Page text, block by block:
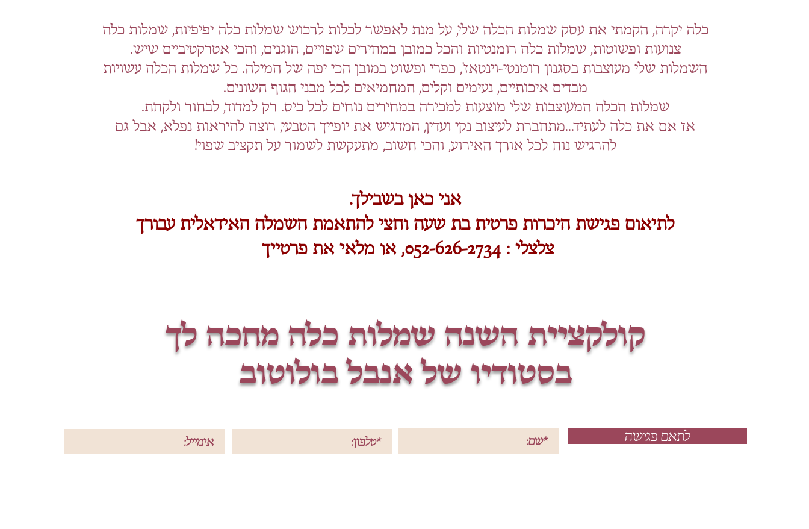
כלה יקרה, הקמתי את עסק שמלות הכלה שלי, על מנת לאפשר לכלות לרכוששמלות כלה יפיפיות, שמלות כלה
צנועות ופשוטות, שמלות כלה רומנטיות והכל כמובן במחירים שפויים, הוגנים, והכי אטרקטיביים שיש.
השמלות שלי מעוצבות בסגנון רומנטי-וינטאז', כפרי ופשוט במובן הכי יפה של המילה. כל שמלות הכלה עשויות
מבדים איכותיים, נעימים וקלים, המחמיאים לכל מבני הגוף השונים.
שמלות הכלה המעוצבות שלי מוצעות למכירה במחירים נוחים לכל כיס. רק למדוד, לבחור ולקחת.
אז אם את כלה לעתיד...מתחברת לעיצוב נקי ועדין, המדגיש את יופייך הטבעי, רוצה להיראות נפלא, אבל גם
להרגיש נוח לכל אורך האירוע, והכי חשוב, מתעקשת לשמור על תקציב שפוי!
אני כאן בשבילך.
לתיאום פגישת היכרות פרטית בת שעה וחצי להתאמת השמלה האידאלית עבורך
צלצלי : 052-626-2734, או מלאי את פרטייך
קולקציית השנה שמלות כלה מחכה לך
בסטודיו של אנבל בולוטוב
לתאם פגישה